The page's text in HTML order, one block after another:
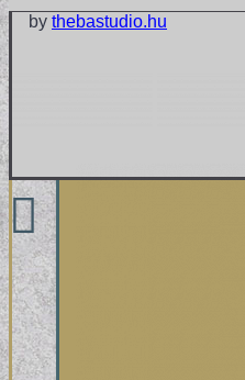
by thebastudio.hu